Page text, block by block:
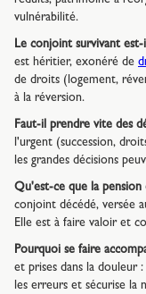
vulnérabilité.
Le conjoint survivant
est héritier, exonéré de
de droits (logement,
à la réversion.
Faut-il prendre vite des
l'urgent (succession,
les grandes décisions
Qu'est-ce que la pension
conjoint décédé, versée
Elle est à faire valoir et
Pourquoi se faire
et prises dans la douleur
les erreurs et sécurise la